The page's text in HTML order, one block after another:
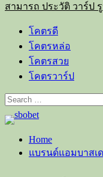
สามารถ ประวัติ วาร์ป
โคตรดี
โคตรหล่อ
โคตรสวย
โคตรวาร์ป
Search
for:
Home
แบรนด์แอมบาสเ